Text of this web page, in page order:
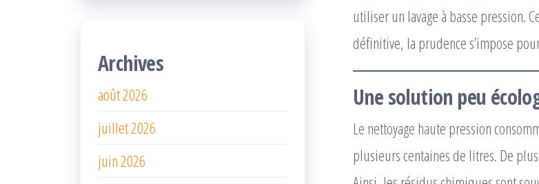
utiliser un lavage à basse pression.
définitive, la prudence s’impose
Une solution peu
Le nettoyage haute pression
plusieurs centaines de litres. De
Archives
août 2026
juillet 2026
juin 2026